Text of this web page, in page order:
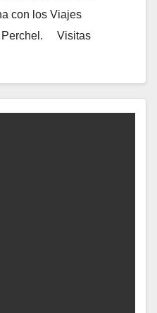
con los Viajes
Perchel. Visitas